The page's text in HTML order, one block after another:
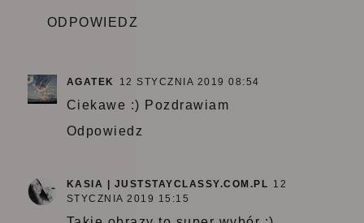
ODPOWIEDZ
AGATEK 12 STYCZNIA 2019 08:54
Ciekawe :) Pozdrawiam
Odpowiedz
KASIA | JUSTSTAYCLASSY.COM.PL 12
STYCZNIA 2019 15:15